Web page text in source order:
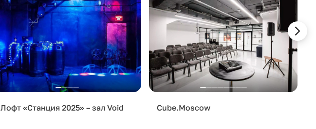
Лофт «Станция 2025» – зал Void Cube.Moscow